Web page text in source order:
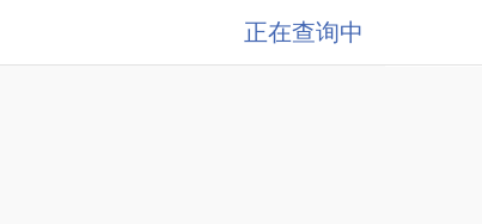
正在查询中